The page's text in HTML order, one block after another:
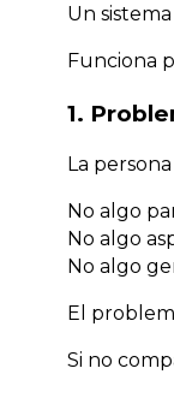
Un
Funciona
1.
La
No algo
No algo
No algo
El
Si no